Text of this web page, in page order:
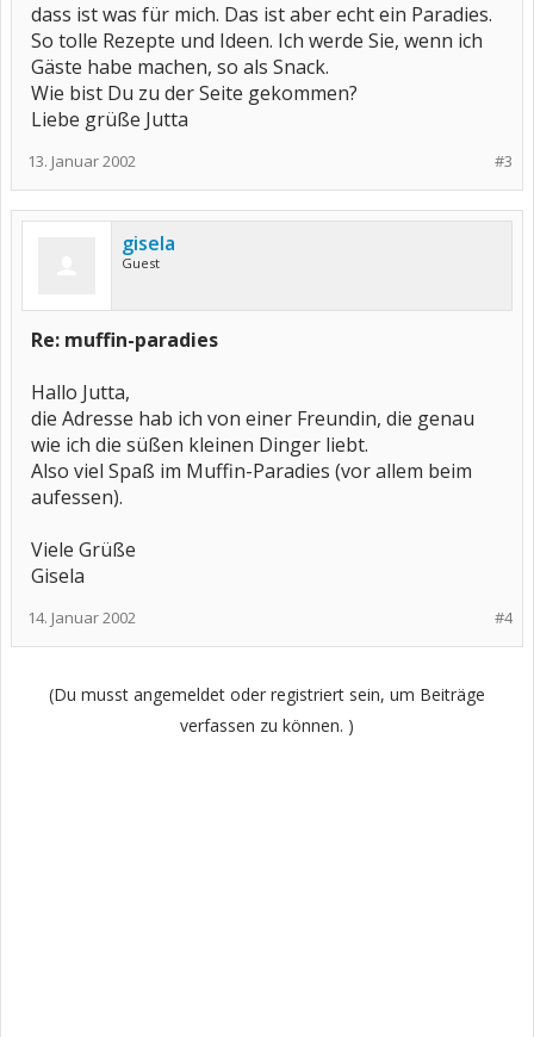
dass ist was für mich. Das ist aber echt ein Paradies.
So tolle Rezepte und Ideen. Ich werde Sie, wenn ich
Gäste habe machen, so als Snack.
Wie bist Du zu der Seite gekommen?
Liebe grüße Jutta
#3
13. Januar 2002
gisela
Guest
Re: muffin-paradies
Hallo Jutta,
die Adresse hab ich von einer Freundin, die genau
wie ich die süßen kleinen Dinger liebt.
Also viel Spaß im Muffin-Paradies (vor allem beim
aufessen).
Viele Grüße
Gisela
#4
14. Januar 2002
(Du musst angemeldet oder registriert sein, um Beiträge
verfassen zu können. )